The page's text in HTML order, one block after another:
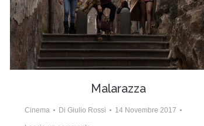
Malarazza
Cinema Di Giulio Rossi 14 Novembre 2017